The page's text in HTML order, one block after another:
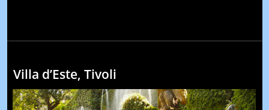
Villa d’Este, Tivoli